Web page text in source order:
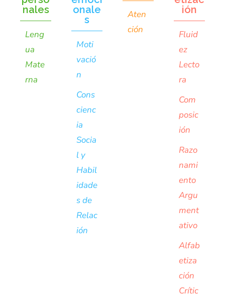
nales
Leng
ua
Mate
rna
onale
s
Moti
vació
n
Cons
cienc
ia
Socia
l y
Habil
idade
s de
Relac
ión
Aten
ción
ión
Fluid
ez
Lecto
ra
Com
posic
ión
Razo
nami
ento
Argu
ment
ativo
Alfab
etiza
ción
Crític